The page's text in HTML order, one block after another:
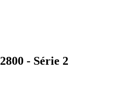
- Série 2